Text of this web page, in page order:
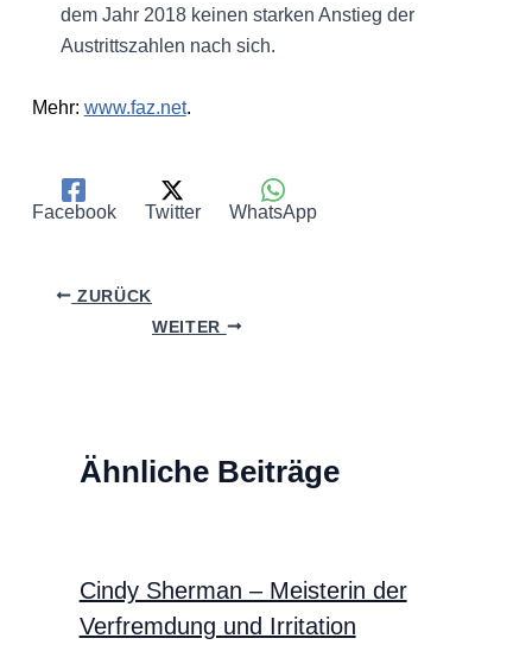
dem Jahr 2018 keinen starken Anstieg der
Austrittszahlen nach sich.
Mehr: www.faz.net.
Facebook Twitter WhatsApp
ZURÜCK
WEITER
Ähnliche Beiträge
Cindy Sherman – Meisterin der
Verfremdung und Irritation